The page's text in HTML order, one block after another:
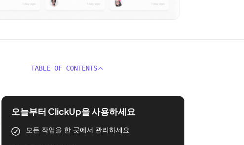
TABLE OF CONTENTS
오늘부터 ClickUp을 사용하세요
모든 작업을 한 곳에서 관리하세요